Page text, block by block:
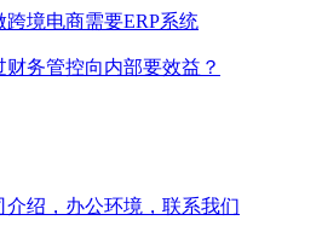
跨境电商需要ERP系统
财务管控向内部要效益？
介绍，办公环境，联系我们